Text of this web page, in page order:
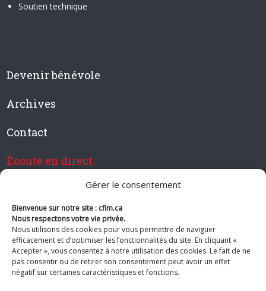
Gérer le consentement
Bienvenue sur notre site : cfim.ca
Nous respectons votre vie privée.
Nous utilisons des cookies pour vous permettre de naviguer
efficacement et d’optimiser les fonctionnalités du site. En cliquant «
Accepter », vous consentez à notre utilisation des cookies. Le fait de ne
pas consentir ou de retirer son consentement peut avoir un effet
négatif sur certaines caractéristiques et fonctions.
Soutien technique
Devenir bénévole
Archives
Contact
Écoute en direct
Devenir membre de CFIM
Suivez-nous